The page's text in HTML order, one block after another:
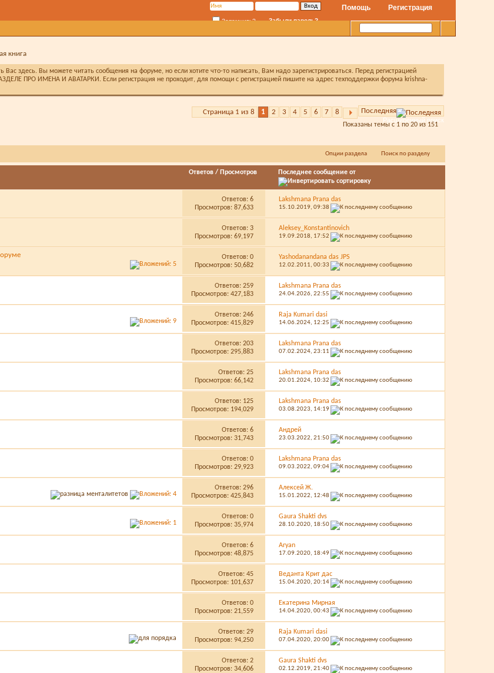
Регистрация
Помощь
Запомнить? Забыли пароль?
Расширенный поиск
книга
здесь. Вы можете читать сообщения на форуме, но если хотите что-то написать, Вам надо зарегистрироваться. Перед регистрацией
ПРО ИМЕНА И АВАТАРКИ. Если регистрация не проходит, для помощи с регистрацией пишите на адрес техподдержки форума krishna-
Страница 1 из 8 1 2 3 4 5 6 7 8 Последняя
Показаны темы с 1 по 20 из 151
Опции раздела Поиск по разделу
Ответов / Просмотров Последнее сообщение от
Ответов: 6
Просмотров: 87,633
Lakshmana Prana das
15.10.2019,09:38
Ответов: 3
Просмотров: 69,197
Aleksey_Konstantinovich
19.09.2018, 17:52
Ответов: 0
Просмотров: 50,682
Yashodanandana das JPS
12.02.2011,00:33
Ответов: 259
Просмотров: 427,183
Lakshmana Prana das
24.04.2026,22:55
Ответов: 246
Просмотров: 415,829
Raja Kumari dasi
14.06.2024, 12:25
Ответов: 203
Просмотров: 295,883
Lakshmana Prana das
07.02.2024,23:11
Ответов: 25
Просмотров: 66,142
Lakshmana Prana das
20.01.2024, 10:32
Ответов: 125
Просмотров: 194,029
Lakshmana Prana das
03.08.2023, 14:19
Ответов: 6
Просмотров: 31,743
Aндрей
23.03.2022,21:50
Ответов: 0
Просмотров: 29,923
Lakshmana Prana das
09.03.2022,09:04
Ответов: 296
Просмотров: 425,843
Алексей Ж.
15.01.2022, 12:48
Ответов: 0
Просмотров: 35,974
Gaura Shakti dvs
28.10.2020, 18:50
Ответов: 6
Просмотров: 48,875
Aryan
17.09.2020, 18:49
Ответов: 45
Просмотров: 101,637
Веданта Крит дас
15.04.2020,20:14
Ответов: 0
Просмотров: 21,559
Екатерина Мирная
14.04.2020,00:43
Ответов: 29
Просмотров: 94,250
Raja Kumari dasi
07.04.2020,20:00
Ответов: 2
Просмотров: 34,606
Gaura Shakti dvs
02.12.2019,21:40